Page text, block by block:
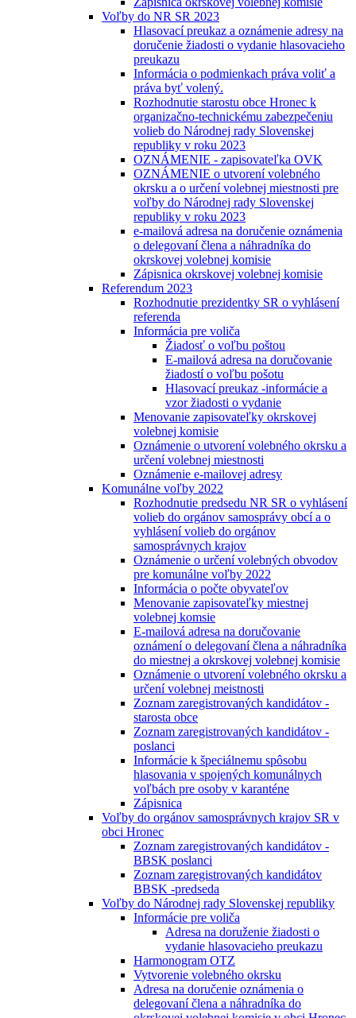
Voľby do NR SR 2023
Hlasovací preukaz a oznámenie adresy na
doručenie žiadosti o vydanie hlasovacieho
preukazu
Informácia o podmienkach práva voliť a
práva byť volený.
Rozhodnutie starostu obce Hronec k
organizačno-technickému zabezpečeniu
volieb do Národnej rady Slovenskej
republiky v roku 2023
OZNÁMENIE - zapisovateľka OVK
OZNÁMENIE o utvorení volebného
okrsku a o určení volebnej miestnosti pre
voľby do Národnej rady Slovenskej
republiky v roku 2023
e-mailová adresa na doručenie oznámenia
o delegovaní člena a náhradníka do
okrskovej volebnej komisie
Zápisnica okrskovej volebnej komisie
Referendum 2023
Rozhodnutie prezidentky SR o vyhlásení
referenda
Informácia pre voliča
Žiadosť o voľbu poštou
E-mailová adresa na doručovanie
žiadostí o voľbu pošotu
Hlasovací preukaz -informácie a
vzor žiadosti o vydanie
Menovanie zapisovateľky okrskovej
volebnej komisie
Oznámenie o utvorení volebného okrsku a
určení volebnej miestnosti
Oznámenie e-mailovej adresy
Komunálne voľby 2022
Rozhodnutie predsedu NR SR o vyhlásení
volieb do orgánov samosprávy obcí a o
vyhlásení volieb do orgánov
samosprávnych krajov
Oznámenie o určení volebných obvodov
pre komunálne voľby 2022
Informácia o počte obyvateľov
Menovanie zapisovateľky miestnej
volebnej komsie
E-mailová adresa na doručovanie
oznámení o delegovaní člena a náhradníka
do miestnej a okrskovej volebnej komisie
Oznámenie o utvorení volebného okrsku a
určení volebnej meistnosti
Zoznam zaregistrovaných kandidátov -
starosta obce
Zoznam zaregistrovaných kandidátov -
poslanci
Informácie k špeciálnemu spôsobu
hlasovania v spojených komunálnych
voľbách pre osoby v karanténe
Zápisnica
Voľby do orgánov samosprávnych krajov SR v
obci Hronec
Zoznam zaregistrovaných kandidátov -
BBSK poslanci
Zoznam zaregistrovaných kandidátov
BBSK -predseda
Voľby do Národnej rady Slovenskej republiky
Informácie pre voliča
Adresa na doruženie žiadosti o
vydanie hlasovacieho preukazu
Harmonogram OTZ
Vytvorenie volebného okrsku
Adresa na doručenie oznámenia o
delegovaní člena a náhradníka do